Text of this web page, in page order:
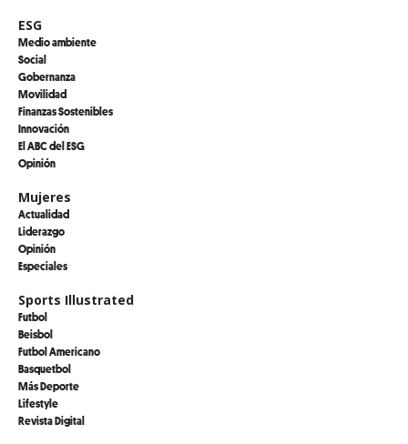
ESG
Medio ambiente
Social
Gobernanza
Movilidad
Finanzas Sostenibles
Innovación
El ABC del ESG
Opinión
Mujeres
Actualidad
Liderazgo
Opinión
Especiales
Sports Illustrated
Futbol
Beisbol
Futbol Americano
Basquetbol
Más Deporte
Lifestyle
Revista Digital